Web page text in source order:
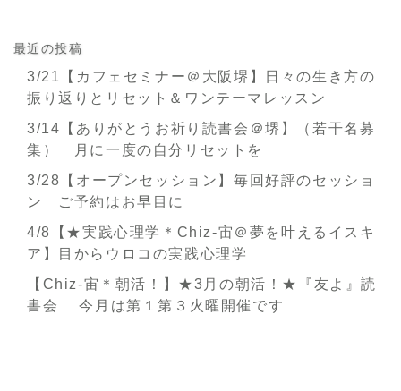
最近の投稿
3/21【カフェセミナー＠大阪堺】日々の生き方の
振り返りとリセット＆ワンテーマレッスン
3/14【ありがとうお祈り読書会＠堺】（若干名募
集） 月に一度の自分リセットを
3/28【オープンセッション】毎回好評のセッショ
ン ご予約はお早目に
4/8【★実践心理学＊Chiz-宙＠夢を叶えるイスキ
ア】目からウロコの実践心理学
【Chiz-宙＊朝活！】★3月の朝活！★『友よ』読
書会 今月は第１第３火曜開催です